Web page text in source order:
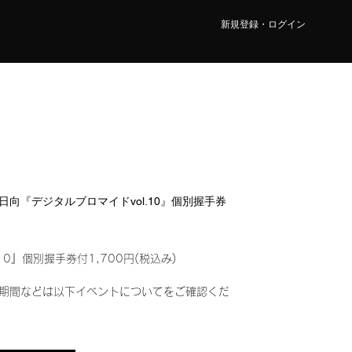
新規登録・ログイン
向『デジタルブロマイドvol.10』個別握手券
』個別握手券付1,700円(税込み)
間などは以下イベントについてをご確認くだ